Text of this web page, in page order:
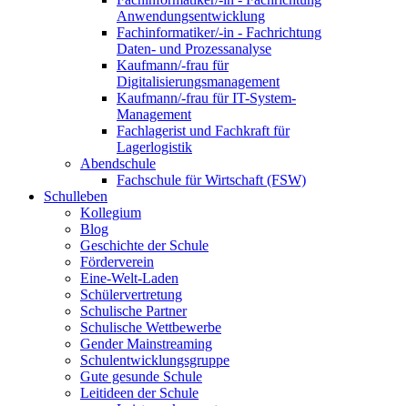
Anwendungsentwicklung
Fachinformatiker/-in - Fachrichtung
Daten- und Prozessanalyse
Kaufmann/-frau für
Digitalisierungsmanagement
Kaufmann/-frau für IT-System-
Management
Fachlagerist und Fachkraft für
Lagerlogistik
Abendschule
Fachschule für Wirtschaft (FSW)
Schulleben
Kollegium
Blog
Geschichte der Schule
Förderverein
Eine-Welt-Laden
Schülervertretung
Schulische Partner
Schulische Wettbewerbe
Gender Mainstreaming
Schulentwicklungsgruppe
Gute gesunde Schule
Leitideen der Schule